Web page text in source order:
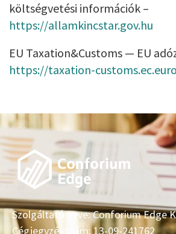
költségvetési információk –
https://allamkincstar.gov.hu
EU Taxation&Customs — EU
https://taxation-
Szolgáltató neve: Conforium Edge
Cégjegyzékszám: 13-09-241762